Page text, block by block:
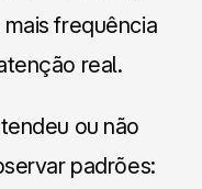
frequência
real.
ou não
padrões: